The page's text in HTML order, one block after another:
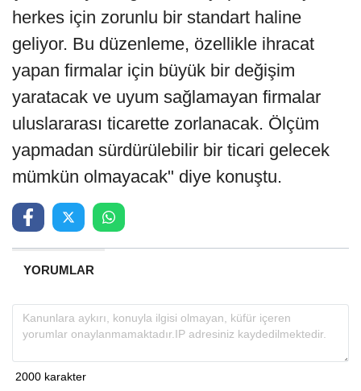
herkes için zorunlu bir standart haline
geliyor. Bu düzenleme, özellikle ihracat
yapan firmalar için büyük bir değişim
yaratacak ve uyum sağlamayan firmalar
uluslararası ticarette zorlanacak. Ölçüm
yapmadan sürdürülebilir bir ticari gelecek
mümkün olmayacak" diye konuştu.
YORUMLAR